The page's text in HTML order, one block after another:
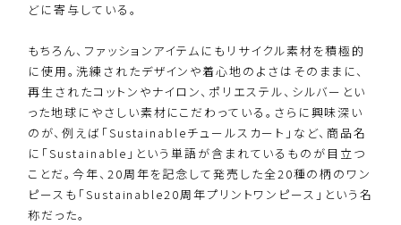
どに寄与している。
もちろん、ファッションアイテムにもリサイクル素材を積極的
に使用。洗練されたデザインや着心地のよさはそのままに、
再生されたコットンやナイロン、ポリエステル、シルバーとい
った地球にやさしい素材にこだわっている。さらに興味深い
のが、例えば「Sustainableチュールスカート」など、商品名
に「Sustainable」という単語が含まれているものが目立つ
ことだ。今年、20周年を記念して発売した全20種の柄のワン
ピースも「Sustainable20周年プリントワンピース」という名
称だった。